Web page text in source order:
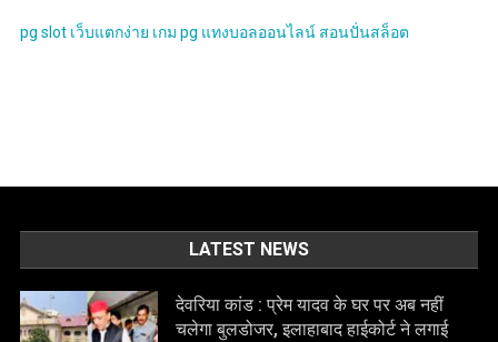
pg slot เว็บแตกง่าย เกม pg แทงบอลออนไลน์ สอนปั่นสล็อต
LATEST NEWS
देवरिया कांड : प्रेम यादव के घर पर अब नहीं
चलेगा बुलडोजर, इलाहाबाद हाईकोर्ट ने लगाई